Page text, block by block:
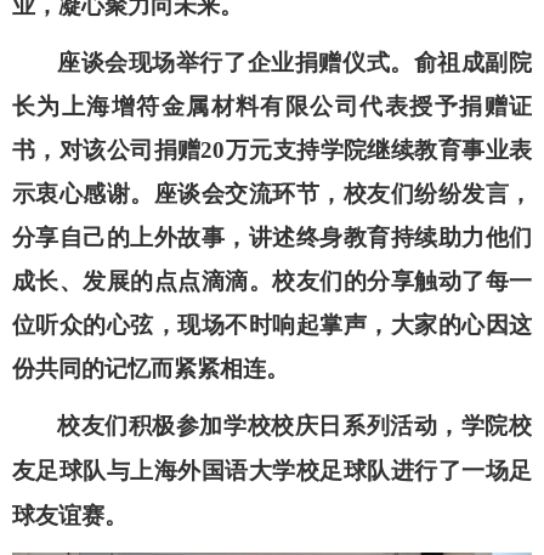
业，凝心聚力向未来。
座谈会现场举行了企业捐赠仪式。俞祖成副院
长为上海增符金属材料有限公司代表授予捐赠证
书，对该公司捐赠20万元支持学院继续教育事业表
示衷心感谢。座谈会交流环节，校友们纷纷发言，
分享自己的上外故事，讲述终身教育持续助力他们
成长、发展的点点滴滴。校友们的分享触动了每一
位听众的心弦，现场不时响起掌声，大家的心因这
份共同的记忆而紧紧相连。
校友们积极参加学校校庆日系列活动，学院校
友足球队与上海外国语大学校足球队进行了一场足
球友谊赛。